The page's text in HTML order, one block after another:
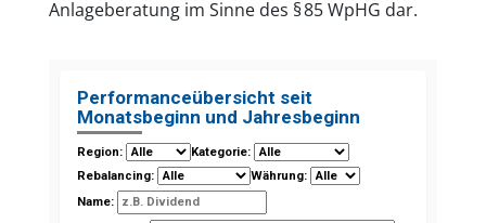
Anlageberatung im Sinne des § 85 WpHG dar.